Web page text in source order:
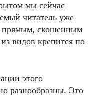
мы сейчас
читатель уже
прямым, скошенным
видов крепится по
этого
разнообразны. Это